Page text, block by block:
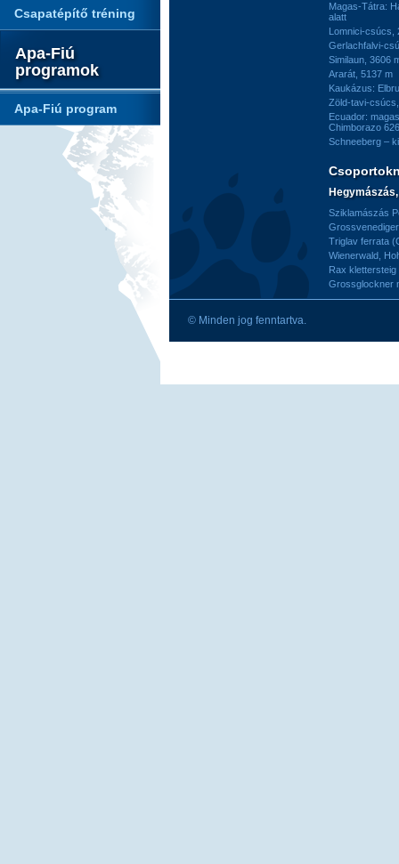
Csapatépítő tréning
Apa-Fiú
programok
Apa-Fiú program
Magas-Tátra:
alatt
Lomnici-csúcs,
Gerlachfalvi-
Similaun, 3606
Ararát, 5137 m
Kaukázus:
Zöld-tavi-
Ecuador:
Chimborazo
Schneeberg –
Sziklamászás
Triglav ferrata
Wienerwald,
Rax
Grossglockner
© Minden jog fenntartva.